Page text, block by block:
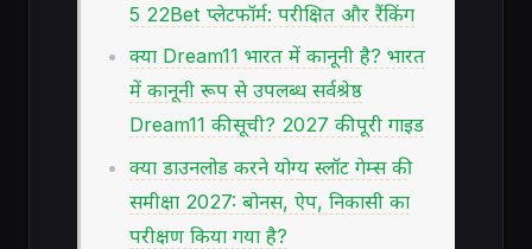
5 22Bet प्लेटफॉर्म: परीक्षित और रैंकिंग
क्या Dream11 भारत में कानूनी है? भारत
में कानूनी रूप से उपलब्ध सर्वश्रेष्ठ
Dream11 की सूची? 2027 की पूरी गाइड
क्या डाउनलोड करने योग्य स्लॉट गेम्स की
समीक्षा 2027: बोनस, ऐप, निकासी का
परीक्षण किया गया है?